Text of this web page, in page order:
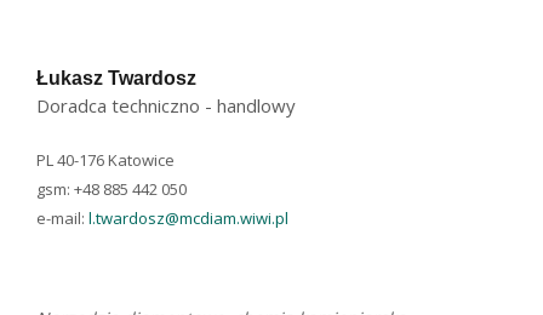
Łukasz Twardosz
Doradca techniczno - handlowy
PL 40-176 Katowice
gsm: +48 885 442 050
e-mail: l.twardosz@mcdiam.wiwi.pl